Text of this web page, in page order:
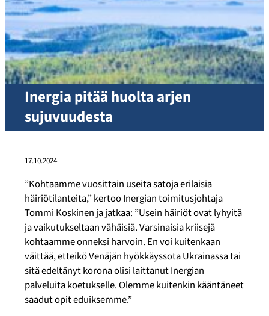
Inergia pitää huolta arjen
sujuvuudesta
17.10.2024
”Kohtaamme vuosittain useita satoja erilaisia
häiriötilanteita,” kertoo Inergian toimitusjohtaja
Tommi Koskinen ja jatkaa: ”Usein häiriöt ovat lyhyitä
ja vaikutukseltaan vähäisiä. Varsinaisia kriisejä
kohtaamme onneksi harvoin. En voi kuitenkaan
väittää, etteikö Venäjän hyökkäyssota Ukrainassa tai
sitä edeltänyt korona olisi laittanut Inergian
palveluita koetukselle. Olemme kuitenkin kääntäneet
saadut opit eduiksemme.”